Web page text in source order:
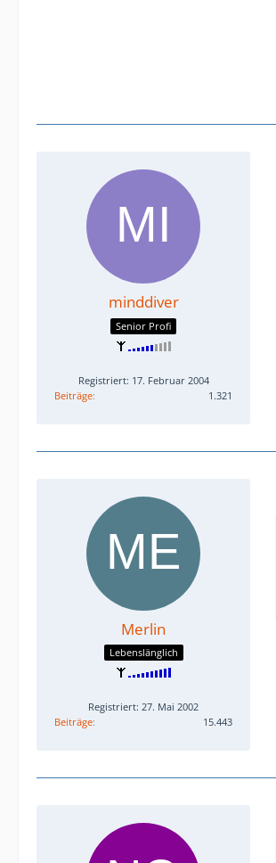
minddiver
Senior Profi
Registriert: 17. Februar 2004
Beiträge
1.321
Merlin
Lebenslänglich
Registriert: 27. Mai 2002
Beiträge
15.443